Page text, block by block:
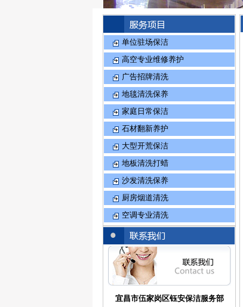
单位驻场保洁
高空专业维修养护
广告招牌清洗
地毯清洗保养
家庭日常保洁
石材翻新养护
大型开荒保洁
地板清洗打蜡
沙发清洗保养
厨房烟道清洗
空调专业清洗
宜昌市伍家岗区钰安保洁服务部